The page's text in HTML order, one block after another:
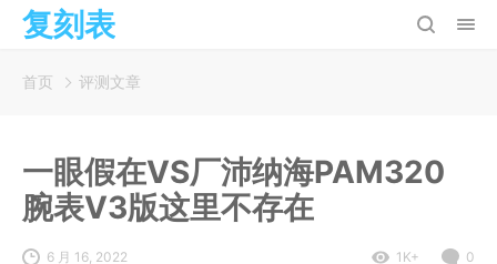
复刻表
首页 评测文章
一眼假在VS厂沛纳海PAM320
腕表V3版这里不存在
6 月 16, 2022 1K+ 0